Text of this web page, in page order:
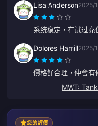
Lisa Anderson2025/
系统稳定，冇试过充
Dolores Hamill2025/
價格好合理，仲會有
MWT:
您的評價